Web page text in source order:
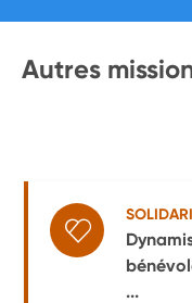
Autres
...